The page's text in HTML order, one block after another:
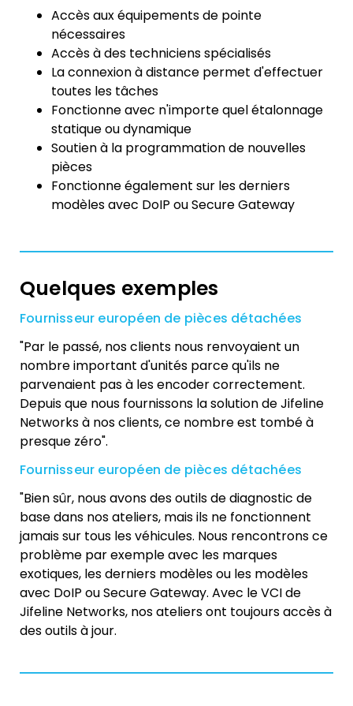
Accès aux équipements de pointe
nécessaires
Accès à des techniciens spécialisés
La connexion à distance permet d'effectuer
toutes les tâches
Fonctionne avec n'importe quel étalonnage
statique ou dynamique
Soutien à la programmation de nouvelles
pièces
Fonctionne également sur les derniers
modèles avec DoIP ou Secure Gateway
Quelques exemples
Fournisseur européen de pièces détachées
"Par le passé, nos clients nous renvoyaient un
nombre important d'unités parce qu'ils ne
parvenaient pas à les encoder correctement.
Depuis que nous fournissons la solution de Jifeline
Networks à nos clients, ce nombre est tombé à
presque zéro".
Fournisseur européen de pièces détachées
"Bien sûr, nous avons des outils de diagnostic de
base dans nos ateliers, mais ils ne fonctionnent
jamais sur tous les véhicules. Nous rencontrons ce
problème par exemple avec les marques
exotiques, les derniers modèles ou les modèles
avec DoIP ou Secure Gateway. Avec le VCI de
Jifeline Networks, nos ateliers ont toujours accès à
des outils à jour.